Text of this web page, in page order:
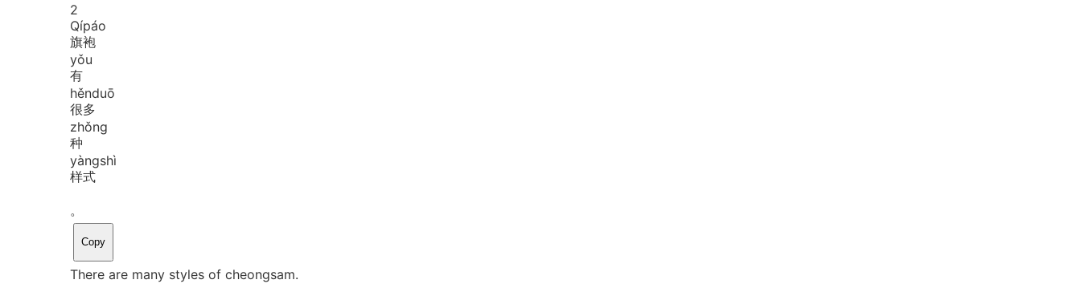
2
Qípáo
旗袍
yǒu
有
hěnduō
很多
zhǒng
种
yàngshì
样式
。
Copy
There are many styles of cheongsam.